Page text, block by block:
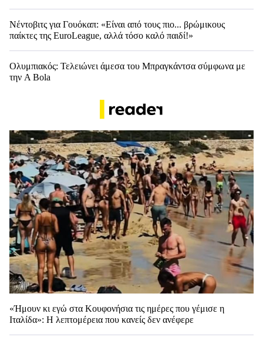
Νέντοβιτς για Γουόκαπ: «Είναι από τους πιο... βρώμικους
παίκτες της EuroLeague, αλλά τόσο καλό παιδί!»
Ολυμπιακός: Τελειώνει άμεσα του Μπραγκάντσα σύμφωνα με
την A Bola
«Ήμουν κι εγώ στα Κουφονήσια τις ημέρες που γέμισε η
Ιταλίδα»: Η λεπτομέρεια που κανείς δεν ανέφερε